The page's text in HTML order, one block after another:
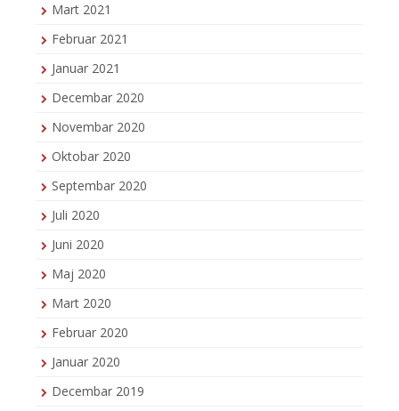
Mart 2021
Februar 2021
Januar 2021
Decembar 2020
Novembar 2020
Oktobar 2020
Septembar 2020
Juli 2020
Juni 2020
Maj 2020
Mart 2020
Februar 2020
Januar 2020
Decembar 2019